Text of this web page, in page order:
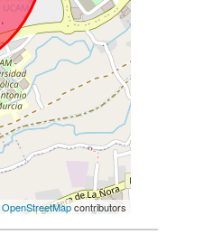
OpenStreetMapcontributors